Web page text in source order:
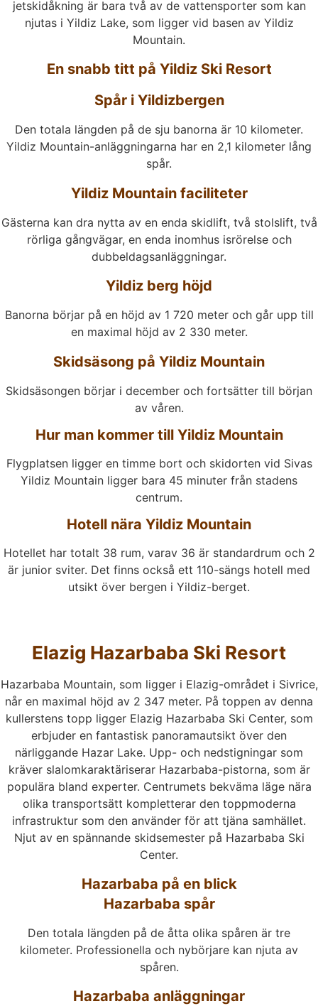
jetskidåkning är bara två av de vattensporter som kan
njutas i Yildiz Lake, som ligger vid basen av Yildiz
Mountain.
En snabb titt på Yildiz Ski Resort
Spår i Yildizbergen
Den totala längden på de sju banorna är 10 kilometer.
Yildiz Mountain-anläggningarna har en 2,1 kilometer lång
spår.
Yildiz Mountain faciliteter
Gästerna kan dra nytta av en enda skidlift, två stolslift, två
rörliga gångvägar, en enda inomhus isrörelse och
dubbeldagsanläggningar.
Yildiz berg höjd
Banorna börjar på en höjd av 1 720 meter och går upp till
en maximal höjd av 2 330 meter.
Skidsäsong på Yildiz Mountain
Skidsäsongen börjar i december och fortsätter till början
av våren.
Hur man kommer till Yildiz Mountain
Flygplatsen ligger en timme bort och skidorten vid Sivas
Yildiz Mountain ligger bara 45 minuter från stadens
centrum.
Hotell nära Yildiz Mountain
Hotellet har totalt 38 rum, varav 36 är standardrum och 2
är junior sviter. Det finns också ett 110-sängs hotell med
utsikt över bergen i Yildiz-berget.
Elazig Hazarbaba Ski Resort
Hazarbaba Mountain, som ligger i Elazig-området i Sivrice,
når en maximal höjd av 2 347 meter. På toppen av denna
kullerstens topp ligger Elazig Hazarbaba Ski Center, som
erbjuder en fantastisk panoramautsikt över den
närliggande Hazar Lake. Upp- och nedstigningar som
kräver slalomkaraktäriserar Hazarbaba-pistorna, som är
populära bland experter. Centrumets bekväma läge nära
olika transportsätt kompletterar den toppmoderna
infrastruktur som den använder för att tjäna samhället.
Njut av en spännande skidsemester på Hazarbaba Ski
Center.
Hazarbaba på en blick
Hazarbaba spår
Den totala längden på de åtta olika spåren är tre
kilometer. Professionella och nybörjare kan njuta av
spåren.
Hazarbaba anläggningar